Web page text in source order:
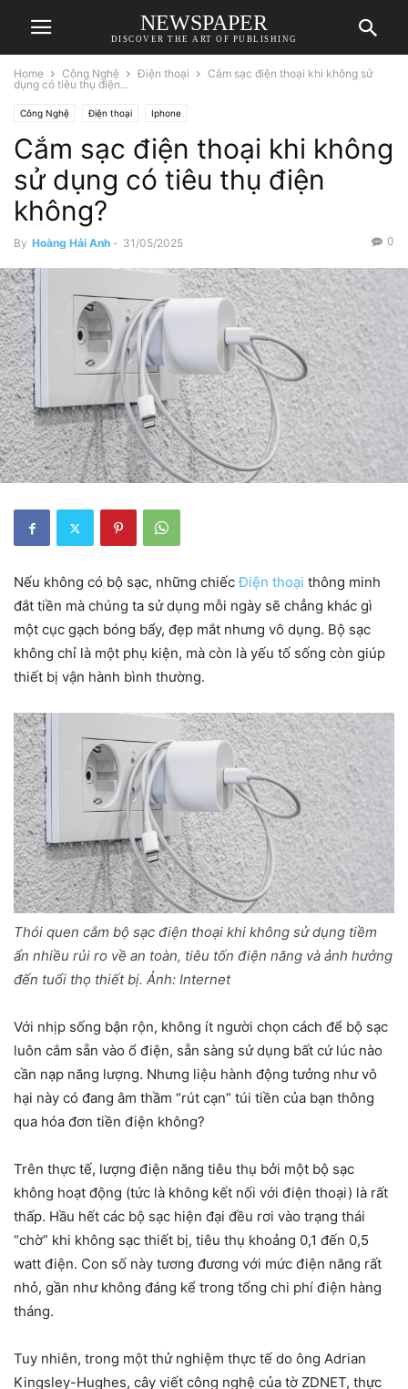
NEWSPAPER
DISCOVER THE ART OF PUBLISHING
Home Công Nghệ Điện thoại
Cắm sạc điện thoại khi không sử
dụng có tiêu thụ điện...
Công Nghệ Điện thoại Iphone
Cắm sạc điện thoại khi không
sử dụng có tiêu thụ điện
không?
By Hoàng Hải Anh - 31/05/2025 0
Nếu không có bộ sạc, những chiếcĐiện thoại thông minh
đắt tiền mà chúng ta sử dụng mỗi ngày sẽ chẳng khác gì
một cục gạch bóng bẩy, đẹp mắt nhưng vô dụng. Bộ sạc
không chỉ là một phụ kiện, mà còn là yếu tố sống còn giúp
thiết bị vận hành bình thường.
Thói quen cắm bộ sạc điện thoại khi không sử dụng tiềm
ẩn nhiều rủi ro về an toàn, tiêu tốn điện năng và ảnh hưởng
đến tuổi thọ thiết bị. Ảnh: Internet
Với nhịp sống bận rộn, không ít người chọn cách để bộ sạc
luôn cắm sẵn vào ổ điện, sẵn sàng sử dụng bất cứ lúc nào
cần nạp năng lượng. Nhưng liệu hành động tưởng như vô
hại này có đang âm thầm “rút cạn” túi tiền của bạn thông
qua hóa đơn tiền điện không?
Trên thực tế, lượng điện năng tiêu thụ bởi một bộ sạc
không hoạt động (tức là không kết nối với điện thoại) là rất
thấp. Hầu hết các bộ sạc hiện đại đều rơi vào trạng thái
“chờ” khi không sạc thiết bị, tiêu thụ khoảng 0,1 đến 0,5
watt điện. Con số này tương đương với mức điện năng rất
nhỏ, gần như không đáng kể trong tổng chi phí điện hàng
tháng.
Tuy nhiên, trong một thử nghiệm thực tế do ông Adrian
Kingsley-Hughes, cây viết công nghệ của tờ ZDNET, thực